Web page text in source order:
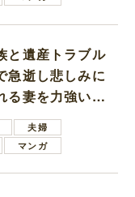
と遺産トラブル
急逝し悲しみに
る妻を力強い言
夫婦
マンガ